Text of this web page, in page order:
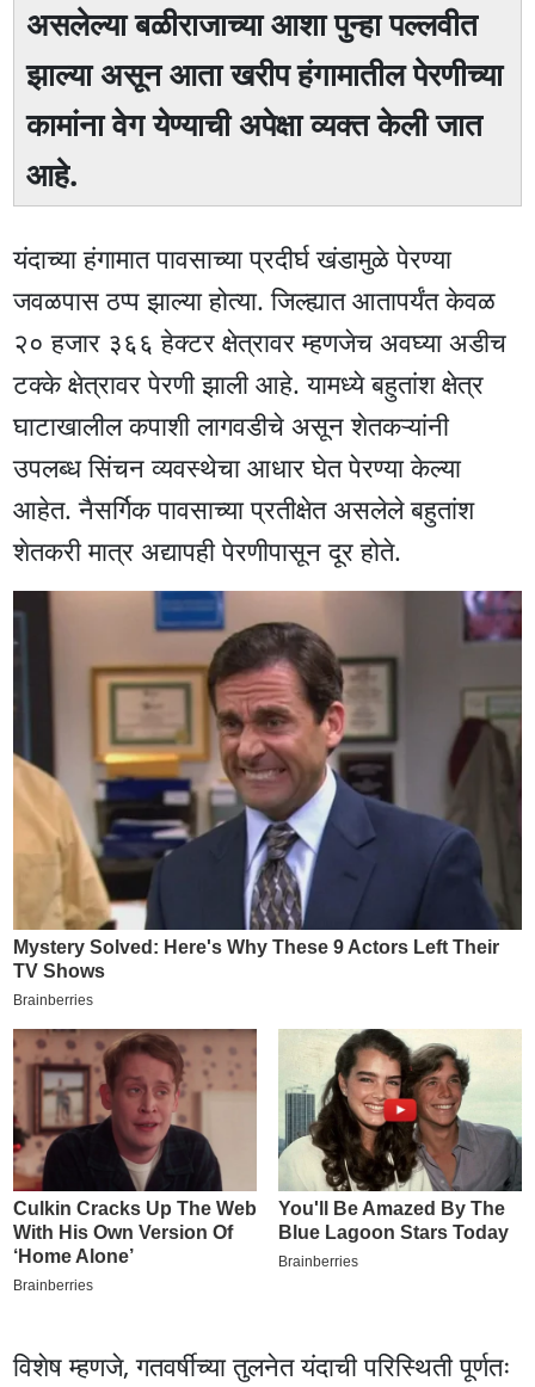
असलेल्या बळीराजाच्या आशा पुन्हा पल्लवीत
झाल्या असून आता खरीप हंगामातील पेरणीच्या
कामांना वेग येण्याची अपेक्षा व्यक्त केली जात
आहे.
यंदाच्या हंगामात पावसाच्या प्रदीर्घ खंडामुळे पेरण्या
जवळपास ठप्प झाल्या होत्या. जिल्ह्यात आतापर्यंत केवळ
२० हजार ३६६ हेक्टर क्षेत्रावर म्हणजेच अवघ्या अडीच
टक्के क्षेत्रावर पेरणी झाली आहे. यामध्ये बहुतांश क्षेत्र
घाटाखालील कपाशी लागवडीचे असून शेतकऱ्यांनी
उपलब्ध सिंचन व्यवस्थेचा आधार घेत पेरण्या केल्या
आहेत. नैसर्गिक पावसाच्या प्रतीक्षेत असलेले बहुतांश
शेतकरी मात्र अद्यापही पेरणीपासून दूर होते.
विशेष म्हणजे, गतवर्षीच्या तुलनेत यंदाची परिस्थिती पूर्णतः